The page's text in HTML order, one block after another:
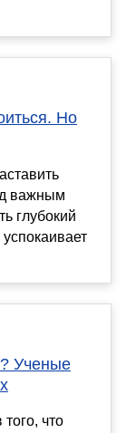
Но
важным
глубокий
Ученые
что